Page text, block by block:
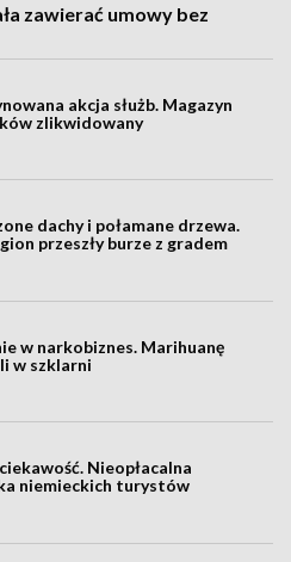
zawierać umowy bez
akcja służb. Magazyn
zlikwidowany
dachy i połamane drzewa.
przeszły burze z gradem
w narkobiznes. Marihuanę
w szklarni
Nieopłacalna
niemieckich turystów